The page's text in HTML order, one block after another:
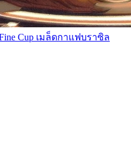
Fine Cup เมล็ดกาแฟบราซิล